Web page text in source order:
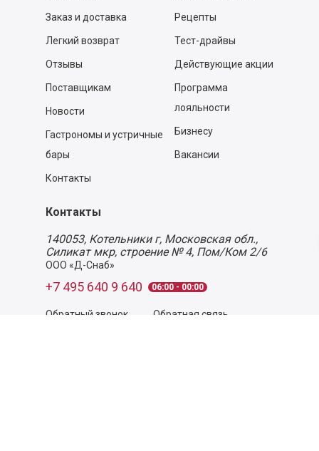
Заказ и доставка
Легкий возврат
Отзывы
Поставщикам
Новости
Гастрономы и устричные
бары
Контакты
Рецепты
Тест-драйвы
Действующие акции
Программа
лояльности
Бизнесу
Вакансии
Контакты
140053, Котельники г, Московская обл.,
Силикат мкр, строение № 4, Пом/Ком 2/6
ООО «Д-Снаб»
+7 495 640 9 640 06:00 - 00:00
Обратный звонок Обратная связь